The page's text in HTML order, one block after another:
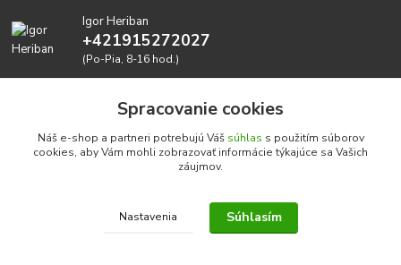
Igor Heriban
+421915272027
(Po-Pia, 8-16 hod.)
Realizujeme prírodné akvária: AkvaShop s.r.o. • IBAN:
SK3911000000002947087849
Spracovanie cookies
Náš e-shop a partneri potrebujú Váš súhlas s použitím súborov
cookies, aby Vám mohli zobrazovať informácie týkajúce sa Vašich
záujmov.
Nastavenia Súhlasím